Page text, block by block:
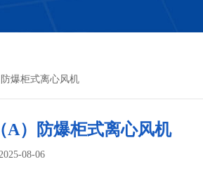
爆柜式离心风机
A）防爆柜式离心风机
08-06